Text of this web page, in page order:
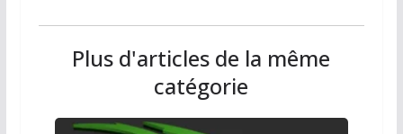
Plus d'articles de la même
catégorie